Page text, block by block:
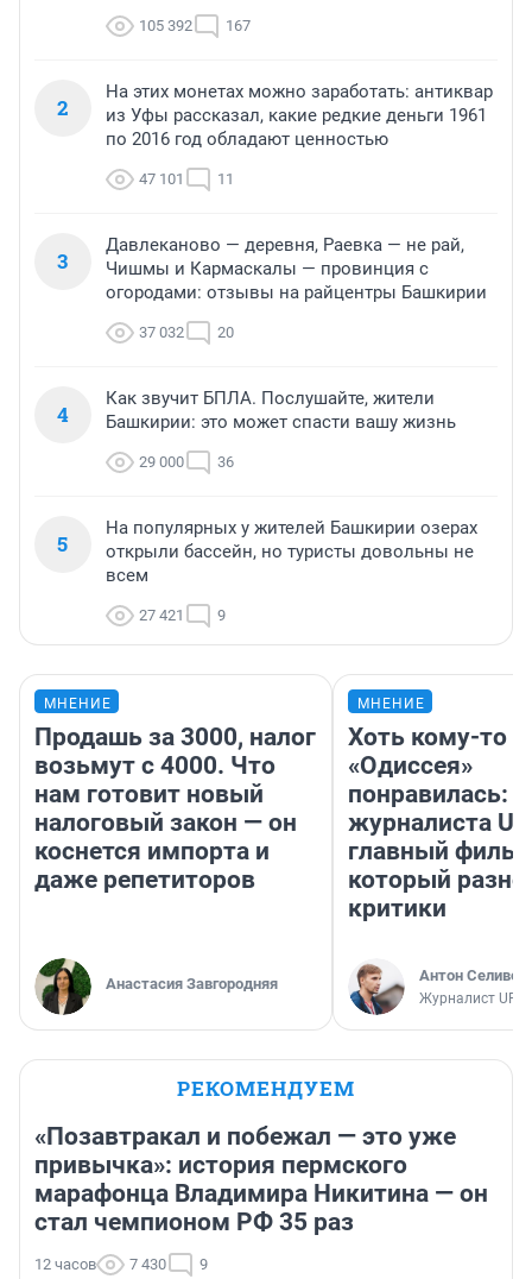
105 392 167
2
На этих монетах можно заработать: антиквар
из Уфы рассказал, какие редкие деньги 1961
по 2016 год обладают ценностью
47 101 11
3
Давлеканово — деревня, Раевка — не рай,
Чишмы и Кармаскалы — провинция с
огородами: отзывы на райцентры Башкирии
37 032 20
4
Как звучит БПЛА. Послушайте, жители
Башкирии: это может спасти вашу жизнь
29 000 36
5
На популярных у жителей Башкирии озерах
открыли бассейн, но туристы довольны не
всем
27 421 9
МНЕНИЕ
Продашь за 3000, налог
возьмут с 4000. Что
нам готовит новый
налоговый закон — он
коснется импорта и
даже репетиторов
Анастасия Завгородняя
МНЕНИЕ
Хоть кому-то
«Одиссея»
понравилась:
журналиста
главный
который
критики
Антон
Журналист
РЕКОМЕНДУЕМ
«Позавтракал и побежал — это уже
привычка»: история пермского
марафонца Владимира Никитина — он
стал чемпионом РФ 35 раз
12 часов 7 430 9